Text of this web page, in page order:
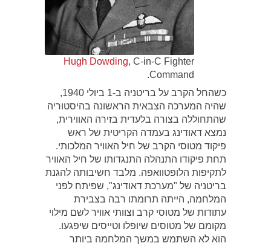
Hugh Dowding, C-in-C Fighter
Command.
כשהחל הקרב על בריטניה ב-1 ביולי 1940,
שהיה המערכה הצבאית הראשונה בהיסטוריה
שהתחוללה בצורה בלעדית בזירה האווירית,
נמצא דאודינג בעמדה הקריטית של ראש
פיקוד מטוסי הקרב של חיל האוויר המלכותי.
תחת פיקודו התנהלה התנגדותו של חיל האוויר
לתקיפות הלופטוואפה. מלבד חשיבותה להגנת
בריטניה של "מערכת דאודינג", שפיתח לפני
המלחמה, הייתה תרומתו רבה בצבירת
עתודות של מטוסי קרב וצוותי אוויר לשם מילוי
מקומם של מטוסים שיופלו וטייסים שיפגעו.
הוא לא השתמש במשך המלחמה ביותר